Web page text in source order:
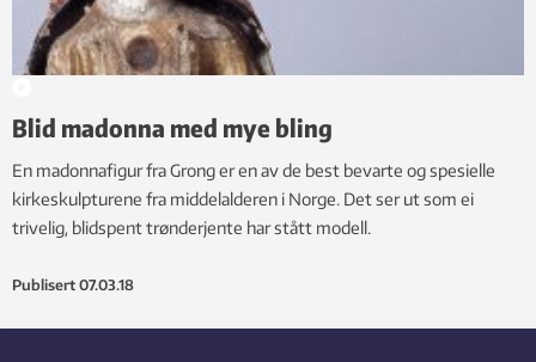
Blid madonna med mye bling
En madonnafigur fra Grong er en av de best bevarte og spesielle
kirkeskulpturene fra middelalderen i Norge. Det ser ut som ei
trivelig, blidspent trønderjente har stått modell.
Publisert 07.03.18